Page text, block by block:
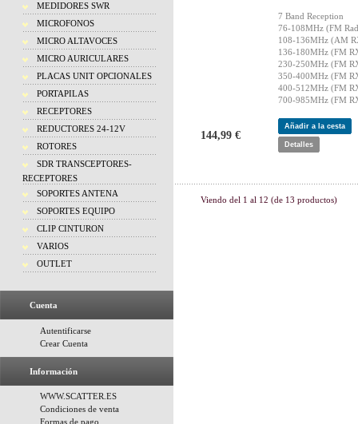
MEDIDORES SWR
MICROFONOS
MICRO ALTAVOCES
MICRO AURICULARES
PLACAS UNIT OPCIONALES
PORTAPILAS
RECEPTORES
REDUCTORES 24-12V
ROTORES
SDR TRANSCEPTORES-
RECEPTORES
SOPORTES ANTENA
SOPORTES EQUIPO
CLIP CINTURON
VARIOS
OUTLET
Cuenta
Autentificarse
Crear Cuenta
Información
WWW.SCATTER.ES
Condiciones de venta
Formas de pago
7 Band Reception
76-108MHz (FM
108-136MHz (AM
136-180MHz (FM
230-250MHz (FM
350-400MHz (FM
400-512MHz (FM
700-985MHz (FM
144,99 €
Añadir a la cesta
Detalles
Viendo del 1 al 12 (de 13 productos)